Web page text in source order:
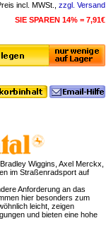
incl. MWSt., zzgl. Versand
SIE SPAREN 14% = 7,91€
Wiggins, Axel Merckx,
im Straßenradsport auf
Anforderung an das
hier besonders zum
leicht, zeigen
und bieten eine hohe